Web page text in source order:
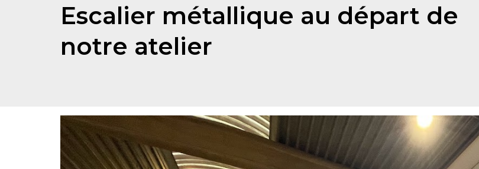
Escalier métallique au départ de
notre atelier